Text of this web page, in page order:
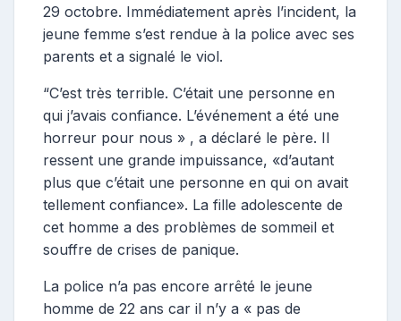
29 octobre. Immédiatement après l’incident, la
jeune femme s’est rendue à la police avec ses
parents et a signalé le viol.
“C’est très terrible. C’était une personne en
qui j’avais confiance. L’événement a été une
horreur pour nous » , a déclaré le père. Il
ressent une grande impuissance, «d’autant
plus que c’était une personne en qui on avait
tellement confiance». La fille adolescente de
cet homme a des problèmes de sommeil et
souffre de crises de panique.
La police n’a pas encore arrêté le jeune
homme de 22 ans car il n’y a « pas de